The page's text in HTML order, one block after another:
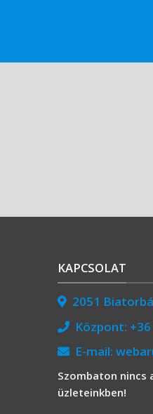
KAPCSOLAT
2051
Központ:
E-mail:
Szombaton nincs
üzleteinkben!